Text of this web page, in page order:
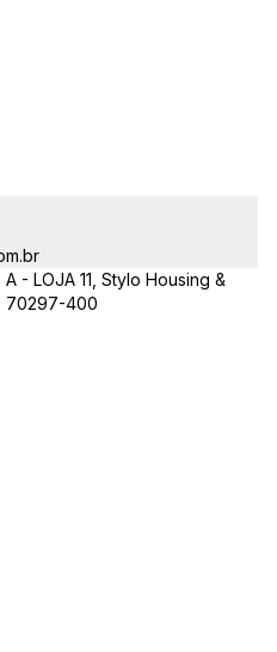
A - LOJA 11, Stylo Housing &
70297-400